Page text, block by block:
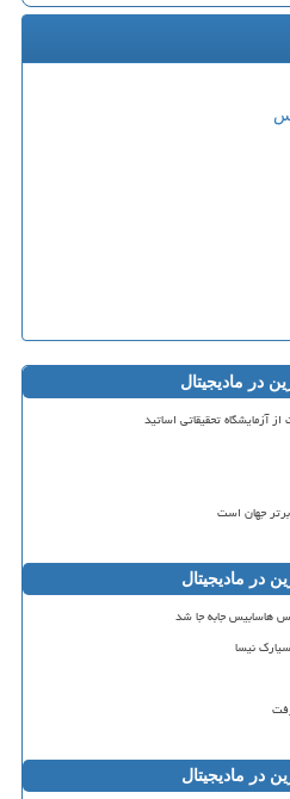
در مادیجیتال
در مادیجیتال
هاسابیس جابه جا شد
نیسا
در مادیجیتال